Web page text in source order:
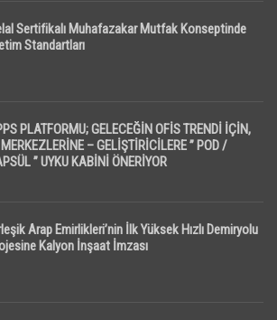
Sertifikalı Muhafazakar Mutfak Konseptinde
Standartları
PLATFORMU; GELECEĞİN OFİS TRENDİ İÇİN,
– GELİŞTİRİCİLERE ” POD /
” UYKU KABİNİ ÖNERİYOR
Arap Emirlikleri’nin İlk Yüksek Hızlı Demiryolu
Kalyon İnşaat İmzası